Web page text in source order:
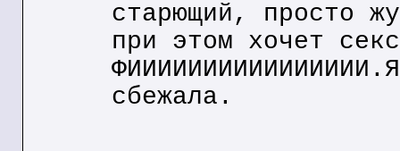
старющий, просто
при этом хочет
сбежала.